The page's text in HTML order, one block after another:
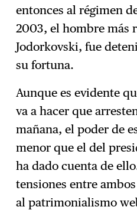
entonces al régimen
2003, el hombre más
Jodorkovski, fue
su fortuna.
Aunque es evidente
va a hacer que
mañana, el poder de
menor que el del
ha dado cuenta de
tensiones entre
al patrimonialismo